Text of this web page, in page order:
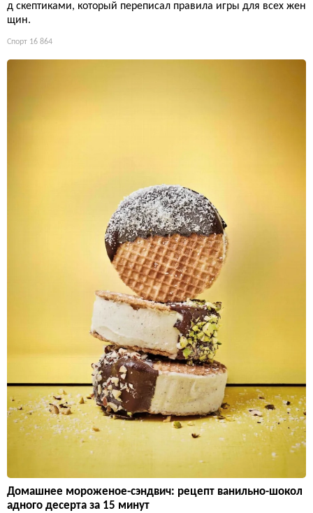
д скептиками, который переписал правила игры для всех жен
щин.
Спорт 16 864
Домашнее мороженое-сэндвич: рецепт ванильно-шокол
адного десерта за 15 минут